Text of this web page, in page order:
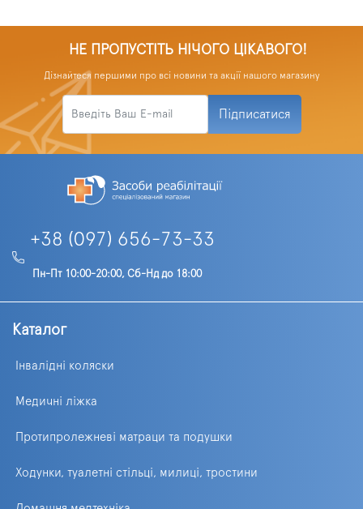
НЕ ПРОПУСТІТЬ НІЧОГО ЦІКАВОГО!
Дізнайтеся першими про всі новини та акції нашого магазину
Підписатися
+38 (097) 656-73-33
Пн-Пт 10:00-20:00, Сб-Нд до 18:00
Каталог
Інвалідні коляски
Медичні ліжка
Протипролежневі матраци та подушки
Ходунки, туалетні стільці, милиці, тростини